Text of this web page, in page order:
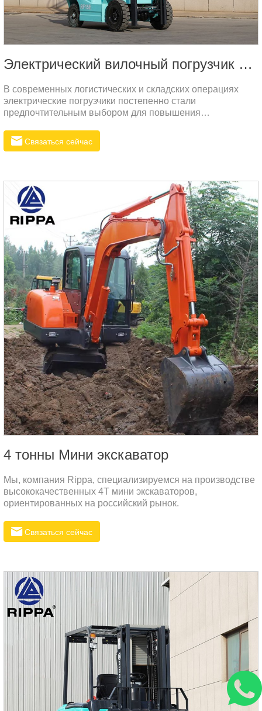
Электрический вилочный погрузчик RF15E
В современных логистических и складских операциях
электрические погрузчики постепенно стали
предпочтительным выбором для повышения
Электропогрузчик RF15E стал популярным устройством
на рынке благодаря своим превосходным параметрам
Связаться сейчас
4 тонны Мини экскаватор
Мы, компания Rippa, специализируемся на производстве
высококачественных 4T мини экскаваторов,
ориентированных на российский рынок.
Связаться сейчас